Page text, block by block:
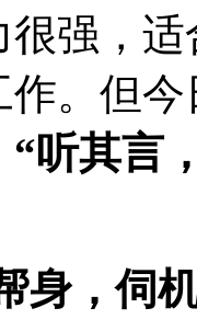
很强，
。但
“听其言
身，伺